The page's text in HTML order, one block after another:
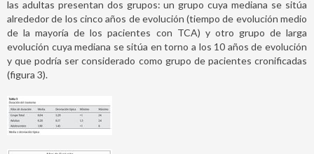
las adultas presentan dos grupos: un grupo cuya mediana se sitúa
alrededor de los cinco años de evolución (tiempo de evolución medio
de la mayoría de los pacientes con TCA) y otro grupo de larga
evolución cuya mediana se sitúa en torno a los 10 años de evolución
y que podría ser considerado como grupo de pacientes cronificadas
(figura 3).